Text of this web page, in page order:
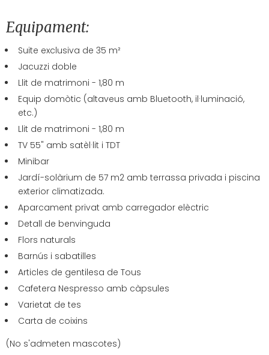
Equipament:
Suite exclusiva de 35 m²
Jacuzzi doble
Llit de matrimoni - 1,80 m
Equip domòtic (altaveus amb Bluetooth, il·luminació,
etc.)
Llit de matrimoni - 1,80 m
TV 55" amb satèl·lit i TDT
Minibar
Jardí-solàrium de 57 m2 amb terrassa privada i piscina
exterior climatizada.
Aparcament privat amb carregador elèctric
Detall de benvinguda
Flors naturals
Barnús i sabatilles
Articles de gentilesa de Tous
Cafetera Nespresso amb càpsules
Varietat de tes
Carta de coixins
(No s'admeten mascotes)